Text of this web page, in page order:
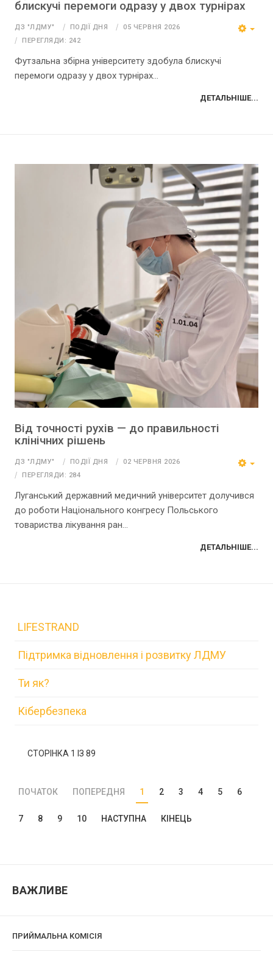
блискучі перемоги одразу у двох турнірах
ДЗ "ЛДМУ" ПОДІЇ ДНЯ
05 ЧЕРВНЯ 2026
ПЕРЕГЛЯДИ: 242
Футзальна збірна університету здобула блискучі
перемоги одразу у двох турнірах...
ДЕТАЛЬНІШЕ...
Від точності рухів — до правильності
клінічних рішень
ДЗ "ЛДМУ" ПОДІЇ ДНЯ
02 ЧЕРВНЯ 2026
ПЕРЕГЛЯДИ: 284
Луганський державний медичний університет долучився
до роботи Національного конгресу Польського
товариства лікування ран...
ДЕТАЛЬНІШЕ...
LIFESTRAND
Підтримка відновлення і розвитку ЛДМУ
Ти як?
Кібербезпека
СТОРІНКА 1 ІЗ 89
ПОЧАТОК ПОПЕРЕДНЯ 1 2 3 4 5 6
7 8 9 10 НАСТУПНА КІНЕЦЬ
ВАЖЛИВЕ
ПРИЙМАЛЬНА КОМІСІЯ